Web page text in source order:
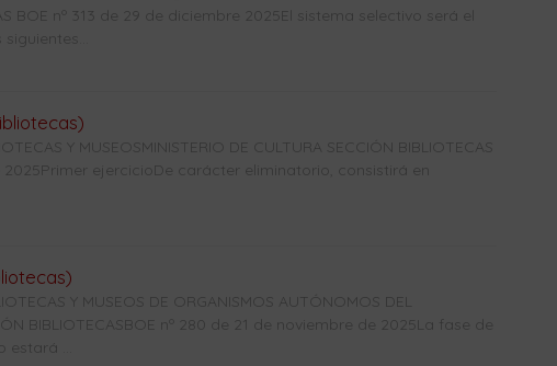
BOE nº 313 de 29 de diciembre 2025El sistema selectivo será el
Y MUSEOSMINISTERIO DE CULTURA SECCIÓN BIBLIOTECAS
2025Primer ejercicioDe carácter eliminatorio, consistirá en
Y MUSEOS DE ORGANISMOS AUTÓNOMOS DEL
BIBLIOTECASBOE nº 280 de 21 de noviembre de 2025La fase de
...